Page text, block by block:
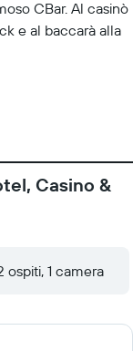
CBar. Al casinò
e al baccarà alla
Casino &
ospiti, 1 camera